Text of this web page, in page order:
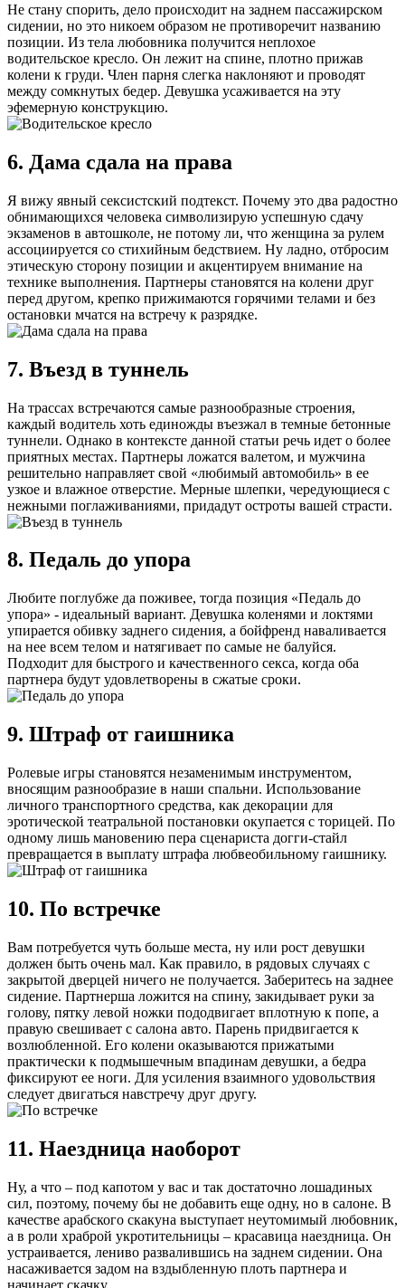
Не стану спорить, дело происходит на заднем пассажирском
сидении, но это никоем образом не противоречит названию
позиции. Из тела любовника получится неплохое
водительское кресло. Он лежит на спине, плотно прижав
колени к груди. Член парня слегка наклоняют и проводят
между сомкнутых бедер. Девушка усаживается на эту
эфемерную конструкцию.
6. Дама сдала на права
Я вижу явный сексистский подтекст. Почему это два радостно
обнимающихся человека символизирую успешную сдачу
экзаменов в автошколе, не потому ли, что женщина за рулем
ассоциируется со стихийным бедствием. Ну ладно, отбросим
этическую сторону позиции и акцентируем внимание на
технике выполнения. Партнеры становятся на колени друг
перед другом, крепко прижимаются горячими телами и без
остановки мчатся на встречу к разрядке.
7. Въезд в туннель
На трассах встречаются самые разнообразные строения,
каждый водитель хоть единожды въезжал в темные бетонные
туннели. Однако в контексте данной статьи речь идет о более
приятных местах. Партнеры ложатся валетом, и мужчина
решительно направляет свой «любимый автомобиль» в ее
узкое и влажное отверстие. Мерные шлепки, чередующиеся с
нежными поглаживаниями, придадут остроты вашей страсти.
8. Педаль до упора
Любите поглубже да поживее, тогда позиция «Педаль до
упора» - идеальный вариант. Девушка коленями и локтями
упирается обивку заднего сидения, а бойфренд наваливается
на нее всем телом и натягивает по самые не балуйся.
Подходит для быстрого и качественного секса, когда оба
партнера будут удовлетворены в сжатые сроки.
9. Штраф от гаишника
Ролевые игры становятся незаменимым инструментом,
вносящим разнообразие в наши спальни. Использование
личного транспортного средства, как декорации для
эротической театральной постановки окупается с торицей. По
одному лишь мановению пера сценариста догги-стайл
превращается в выплату штрафа любвеобильному гаишнику.
10. По встречке
Вам потребуется чуть больше места, ну или рост девушки
должен быть очень мал. Как правило, в рядовых случаях с
закрытой дверцей ничего не получается. Заберитесь на заднее
сидение. Партнерша ложится на спину, закидывает руки за
голову, пятку левой ножки пододвигает вплотную к попе, а
правую свешивает с салона авто. Парень придвигается к
возлюбленной. Его колени оказываются прижатыми
практически к подмышечным впадинам девушки, а бедра
фиксируют ее ноги. Для усиления взаимного удовольствия
следует двигаться навстречу друг другу.
11. Наездница наоборот
Ну, а что – под капотом у вас и так достаточно лошадиных
сил, поэтому, почему бы не добавить еще одну, но в салоне. В
качестве арабского скакуна выступает неутомимый любовник,
а в роли храброй укротительницы – красавица наездница. Он
устраивается, лениво развалившись на заднем сидении. Она
насаживается задом на вздыбленную плоть партнера и
начинает скачку.